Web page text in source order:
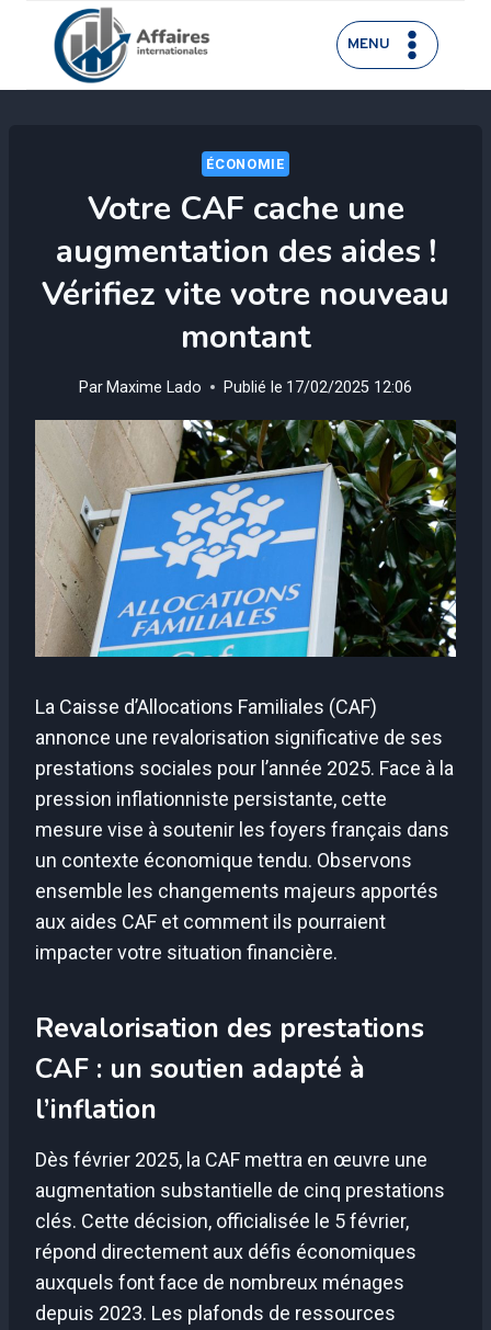
contenu
MENU
ÉCONOMIE
Votre CAF cache une
augmentation des aides !
Vérifiez vite votre nouveau
montant
Par Maxime Lado Publié le 17/02/2025 12:06
La Caisse d’Allocations Familiales (CAF)
annonce une revalorisation significative de ses
prestations sociales pour l’année 2025. Face à la
pression inflationniste persistante, cette
mesure vise à soutenir les foyers français dans
un contexte économique tendu. Observons
ensemble les changements majeurs apportés
aux aides CAF et comment ils pourraient
impacter votre situation financière.
Revalorisation des prestations
CAF : un soutien adapté à
l’inflation
Dès février 2025, la CAF mettra en œuvre une
augmentation substantielle de cinq prestations
clés. Cette décision, officialisée le 5 février,
répond directement aux défis économiques
auxquels font face de nombreux ménages
depuis 2023. Les plafonds de ressources